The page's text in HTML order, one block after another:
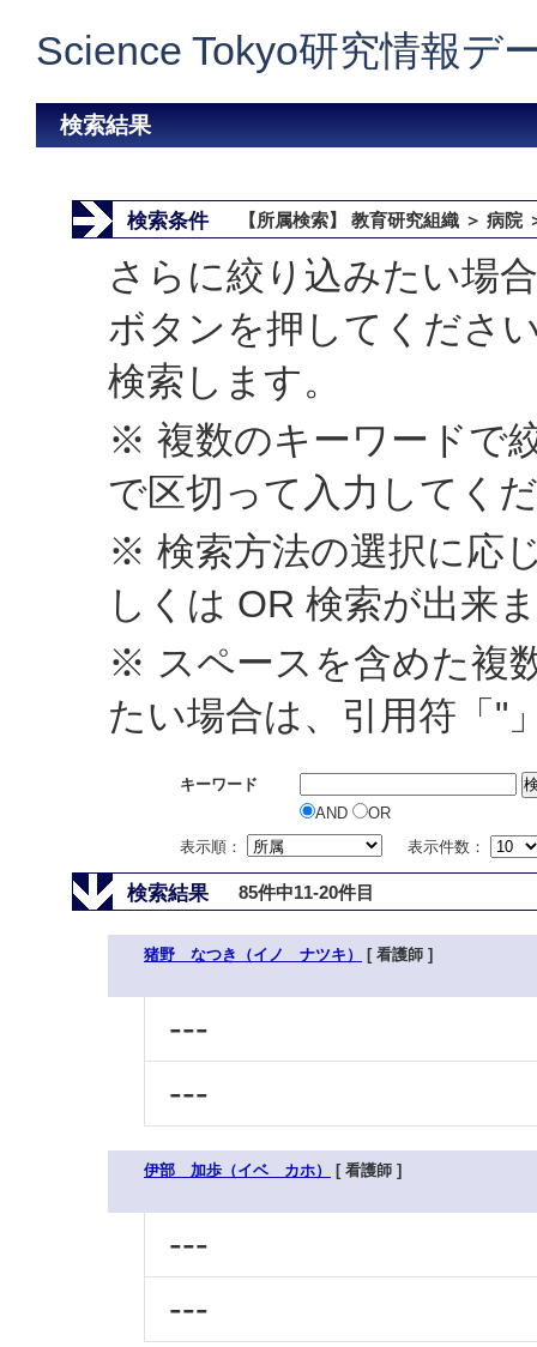
Science Tokyo研究情報デ
検索結果
検索条件 【所属検索】 教育研究組織 ＞ 病院
さらに絞り込みたい場
ボタンを押してくださ
検索します。
※ 複数のキーワードで
で区切って入力してく
※ 検索方法の選択に応
しくは OR 検索が出来
※ スペースを含めた複
たい場合は、引用符「"
キーワード
AND
OR
表示順：
表示件数：
検索結果 85件中11-20件目
猪野 なつき（イノ ナツキ） [ 看護師 ]
---
---
伊部 加歩（イベ カホ） [ 看護師 ]
---
---